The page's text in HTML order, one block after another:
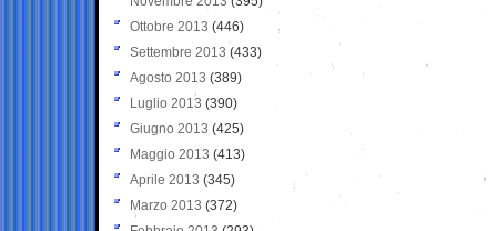
Ottobre 2013 (446)
Settembre 2013 (433)
Agosto 2013 (389)
Luglio 2013 (390)
Giugno 2013 (425)
Maggio 2013 (413)
Aprile 2013 (345)
Marzo 2013 (372)